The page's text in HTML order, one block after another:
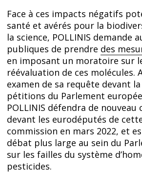
Face à ces impacts négatifs
santé et avérés pour la
la science, POLLINIS demande
publiques de prendre des
en imposant un moratoire sur
réévaluation de ces molécules.
examen de sa requête devant
pétitions du Parlement
POLLINIS défendra de nouveau
devant les eurodéputés de
commission en mars 2022, et
débat plus large au sein du
sur les failles du système
pesticides.